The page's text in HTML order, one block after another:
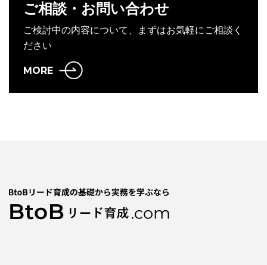
ご相談・お問い合わせ
ご検討中の内容について、まずはお気軽にご相談く
ださい
MORE